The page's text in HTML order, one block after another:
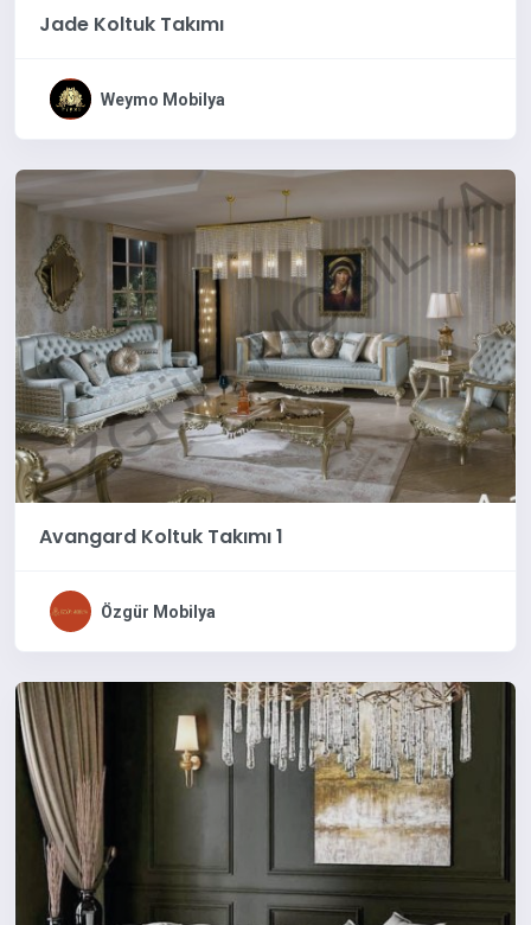
Jade Koltuk Takımı
Weymo Mobilya
Avangard Koltuk Takımı 1
Özgür Mobilya